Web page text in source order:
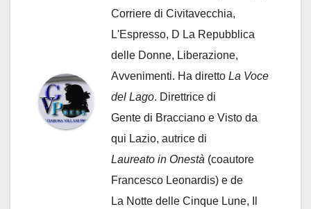
Corriere di Civitavecchia,
L'Espresso, D La Repubblica
delle Donne, Liberazione,
Avvenimenti. Ha diretto La Voce
del Lago. Direttrice di
Gente di Bracciano e Visto da
qui Lazio, autrice di
Laureato in Onestà (coautore
Francesco Leonardis) e de
La Notte delle Cinque Lune, Il